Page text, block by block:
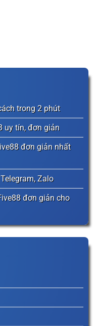
trong 2 phút
uy tín, đơn giản
đơn giản nhất
Zalo
đơn giản cho